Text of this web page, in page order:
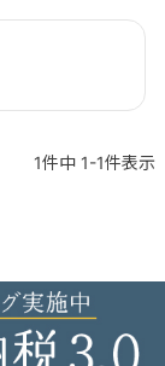
1件中 1-1件表示